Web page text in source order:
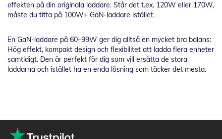
effekten på din originala laddare. Står det t.ex. 120W eller 170W,
måste du titta på 100W+ GaN-laddare istället.
En GaN-laddare på 60–99W ger dig alltså en mycket bra balans:
Hög effekt, kompakt design och flexibilitet att ladda flera enheter
samtidigt. Den är perfekt för dig som vill ersätta de stora
laddarna och istället ha en enda lösning som täcker det mesta.